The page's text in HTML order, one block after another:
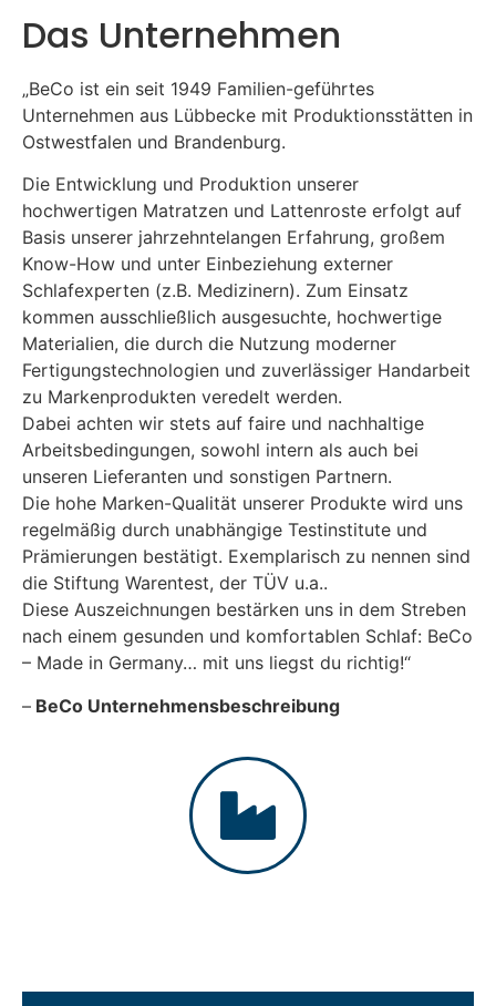
Das Unternehmen
„BeCo ist ein seit 1949 Familien-geführtes
Unternehmen aus Lübbecke mit Produktionsstätten in
Ostwestfalen und Brandenburg.
Die Entwicklung und Produktion unserer
hochwertigen Matratzen und Lattenroste erfolgt auf
Basis unserer jahrzehntelangen Erfahrung, großem
Know-How und unter Einbeziehung externer
Schlafexperten (z.B. Medizinern). Zum Einsatz
kommen ausschließlich ausgesuchte, hochwertige
Materialien, die durch die Nutzung moderner
Fertigungstechnologien und zuverlässiger Handarbeit
zu Markenprodukten veredelt werden.
Dabei achten wir stets auf faire und nachhaltige
Arbeitsbedingungen, sowohl intern als auch bei
unseren Lieferanten und sonstigen Partnern.
Die hohe Marken-Qualität unserer Produkte wird uns
regelmäßig durch unabhängige Testinstitute und
Prämierungen bestätigt. Exemplarisch zu nennen sind
die Stiftung Warentest, der TÜV u.a..
Diese Auszeichnungen bestärken uns in dem Streben
nach einem gesunden und komfortablen Schlaf: BeCo
– Made in Germany… mit uns liegst du richtig!“
– BeCo Unternehmensbeschreibung